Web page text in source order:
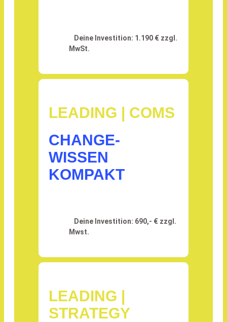
Deine Investition: 1.190 € zzgl.
MwSt.
LEADING | COMS
CHANGE-
WISSEN
KOMPAKT
Deine Investition: 690,- € zzgl.
Mwst.
LEADING |
STRATEGY